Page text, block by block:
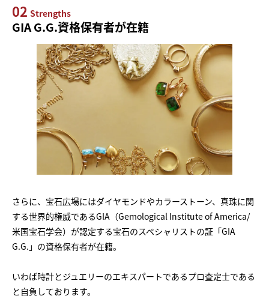
02 Strengths
GIA G.G.資格保有者が在籍
さらに、宝石広場にはダイヤモンドやカラーストーン、真珠に関
する世界的権威であるGIA（Gemological Institute of America/
米国宝石学会）が認定する宝石のスペシャリストの証「GIA
G.G.」の資格保有者が在籍。
いわば時計とジュエリーのエキスパートであるプロ査定士である
と自負しております。